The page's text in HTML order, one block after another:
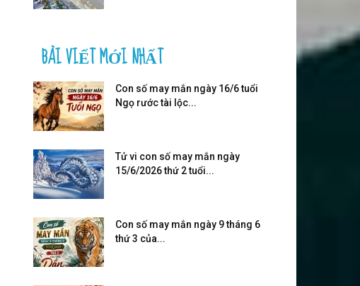
BÀI VIẾT MỚI NHẤT
Con số may mắn ngày 16/6 tuổi
Ngọ rước tài lộc...
Tử vi con số may mắn ngày
15/6/2026 thứ 2 tuổi...
Con số may mắn ngày 9 tháng 6
thứ 3 của...